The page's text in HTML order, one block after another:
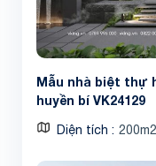
Mẫu nhà biệt thự
huyền bí VK24129
Diện tích